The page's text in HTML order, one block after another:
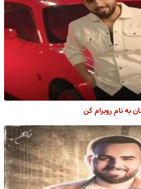
به نام روبرام کن